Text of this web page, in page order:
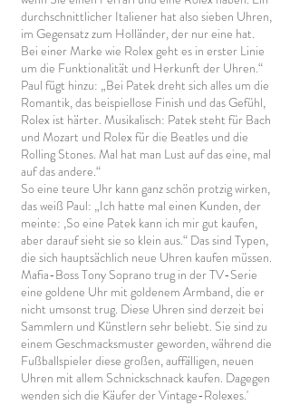
durchschnittlicher Italiener hat also sieben Uhren,
im Gegensatz zum Holländer, der nur eine hat.
Bei einer Marke wie Rolex geht es in erster Linie
um die Funktionalität und Herkunft der Uhren.“
Paul fügt hinzu: „Bei Patek dreht sich alles um die
Romantik, das beispiellose Finish und das Gefühl,
Rolex ist härter. Musikalisch: Patek steht für Bach
und Mozart und Rolex für die Beatles und die
Rolling Stones. Mal hat man Lust auf das eine, mal
auf das andere.“
So eine teure Uhr kann ganz schön protzig wirken,
das weiß Paul: „Ich hatte mal einen Kunden, der
meinte: ‚So eine Patek kann ich mir gut kaufen,
aber darauf sieht sie so klein aus.“ Das sind Typen,
die sich hauptsächlich neue Uhren kaufen müssen.
Mafia-Boss Tony Soprano trug in der TV-Serie
eine goldene Uhr mit goldenem Armband, die er
nicht umsonst trug. Diese Uhren sind derzeit bei
Sammlern und Künstlern sehr beliebt. Sie sind zu
einem Geschmacksmuster geworden, während die
Fußballspieler diese großen, auffälligen, neuen
Uhren mit allem Schnickschnack kaufen. Dagegen
wenden sich die Käufer der Vintage-Rolexes.'